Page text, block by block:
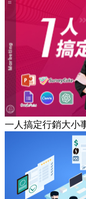
一人搞定行銷大小